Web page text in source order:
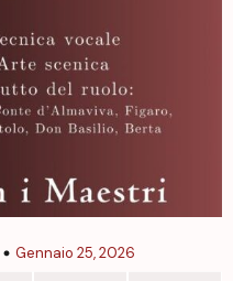
Gennaio 25, 2026